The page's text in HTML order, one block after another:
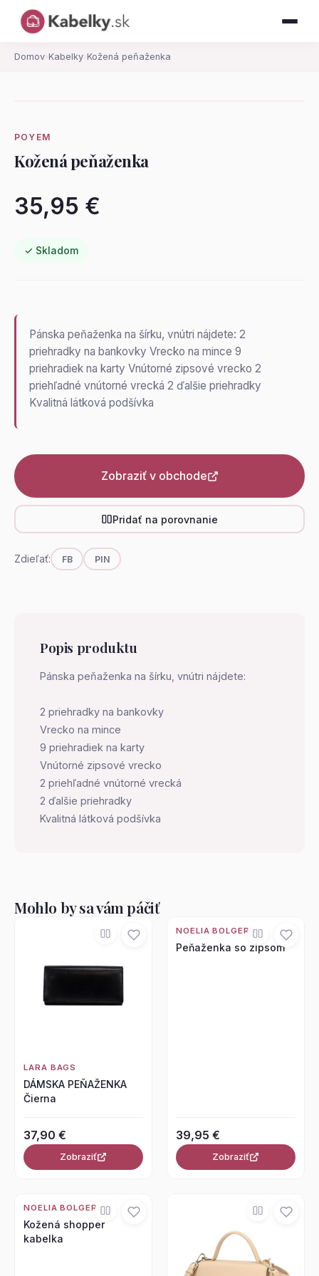
Domov› Kabelky› Kožená peňaženka
POYEM
Kožená peňaženka
35,95 €
✓ Skladom
Pánska peňaženka na šírku, vnútri nájdete: 2
priehradky na bankovky Vrecko na mince 9
priehradiek na karty Vnútorné zipsové vrecko 2
priehľadné vnútorné vrecká 2 ďalšie priehradky
Kvalitná látková podšívka
Zobraziť v obchode
Pridať na porovnanie
Zdieľať: FB PIN
Popis produktu
Pánska peňaženka na šírku, vnútri nájdete:
2 priehradky na bankovky
Vrecko na mince
9 priehradiek na karty
Vnútorné zipsové vrecko
2 priehľadné vnútorné vrecká
2 ďalšie priehradky
Kvalitná látková podšívka
Mohlo by sa vám páčiť
LARA BAGS
DÁMSKA PEŇAŽENKA
Čierna
37,90 €
Zobraziť
NOELIA BOLGER
Peňaženka so zipsom
39,95 €
Zobraziť
NOELIA BOLGER
Kožená shopper
kabelka